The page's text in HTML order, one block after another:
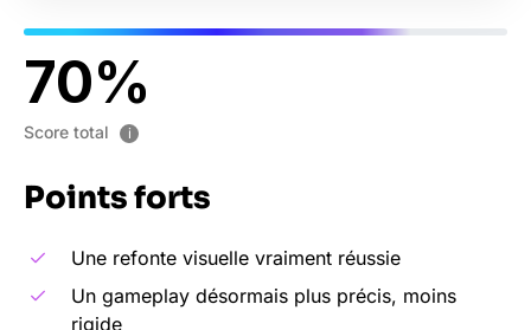
70
Score total i
Points forts
Une refonte visuelle vraiment réussie
Un gameplay désormais plus précis, moins
rigide